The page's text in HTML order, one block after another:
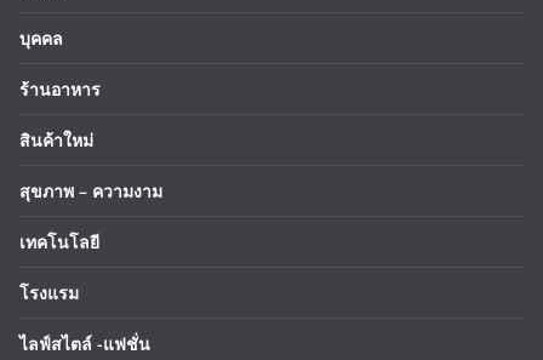
บุคคล
ร้านอาหาร
สินค้าใหม่
สุขภาพ – ความงาม
เทคโนโลยี
โรงแรม
ไลฟ์สไตล์ -แฟชั่น